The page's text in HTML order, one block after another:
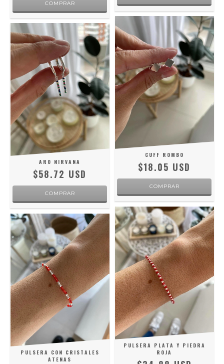
ARO NIRVANA
$58.72 USD
CUFF ROMBO
$18.05 USD
PULSERA CON CRISTALES
ATENAS
PULSERA PLATA Y PIEDRA
ROJA